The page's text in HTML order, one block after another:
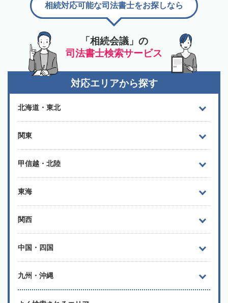
「相続会議」の
司法書士検索サービス
相続対応可能な司法書士をお探しなら
対応エリアから探す
北海道・東北
関東
甲信越・北陸
東海
関西
中国・四国
九州・沖縄